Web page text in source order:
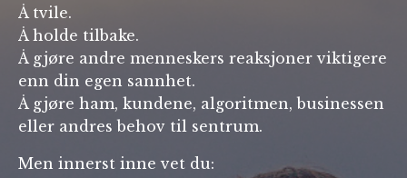
Å tvile.
Å holde tilbake.
Å gjøre andre menneskers reaksjoner viktigere
enn din egen sannhet.
Å gjøre ham, kundene, algoritmen, businessen
eller andres behov til sentrum.
Men innerst inne vet du: